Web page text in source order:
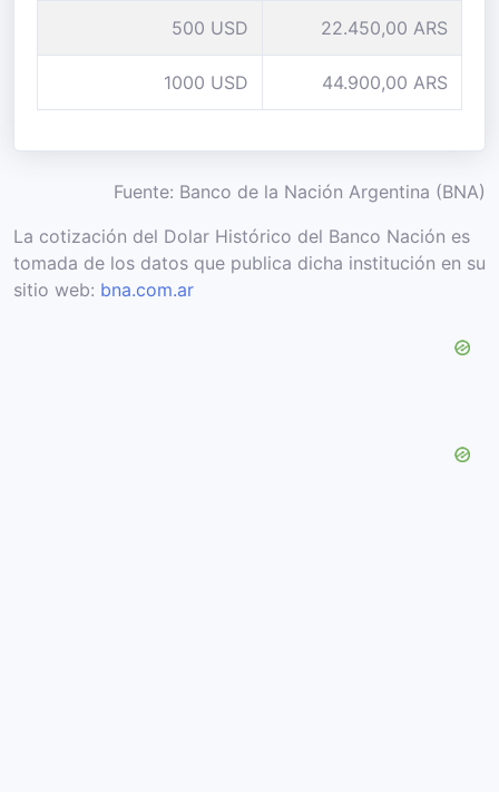
500 USD 22.450,00 ARS
1000 USD 44.900,00 ARS
Fuente: Banco de la Nación Argentina (BNA)
La cotización del Dolar Histórico del Banco Nación es
tomada de los datos que publica dicha institución en su
sitio web: bna.com.ar